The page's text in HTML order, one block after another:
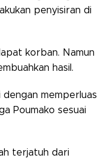
penyisiran di
korban. Namun
hasil.
memperluas
Poumako sesuai
terjatuh dari